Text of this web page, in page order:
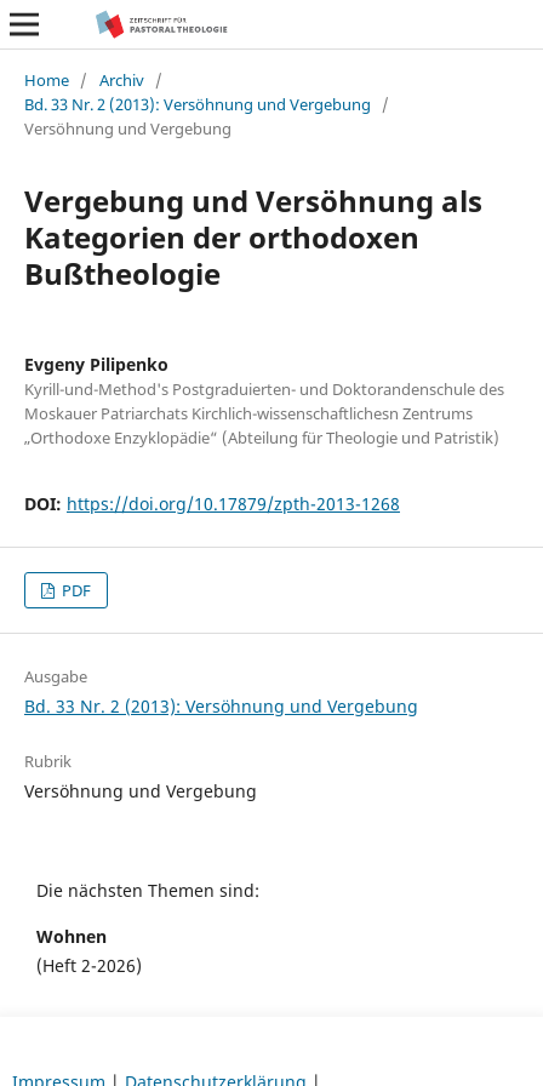
Home / Archiv /
Bd. 33 Nr. 2 (2013): Versöhnung und Vergebung
/
Versöhnung und Vergebung
Vergebung und Versöhnung als
Kategorien der orthodoxen
Bußtheologie
Evgeny Pilipenko
Kyrill-und-Method's Postgraduierten- und Doktorandenschule des
Moskauer Patriarchats Kirchlich-wissenschaftlichesn Zentrums
„Orthodoxe Enzyklopädie“ (Abteilung für Theologie und Patristik)
DOI: https://doi.org/10.17879/zpth-2013-1268
PDF
Ausgabe
Bd. 33 Nr. 2 (2013): Versöhnung und Vergebung
Rubrik
Versöhnung und Vergebung
Die nächsten Themen sind:
Wohnen
(Heft 2-2026)